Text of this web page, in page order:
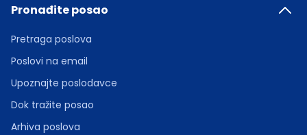
Pronađite posao
Pretraga poslova
Poslovi na email
Upoznajte poslodavce
Dok tražite posao
Arhiva poslova